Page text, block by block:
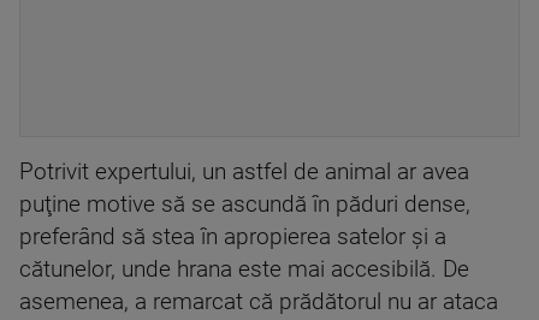
Potrivit expertului, un astfel de animal ar avea
puţine motive să se ascundă în păduri dense,
preferând să stea în apropierea satelor şi a
cătunelor, unde hrana este mai accesibilă. De
asemenea, a remarcat că prădătorul nu ar ataca